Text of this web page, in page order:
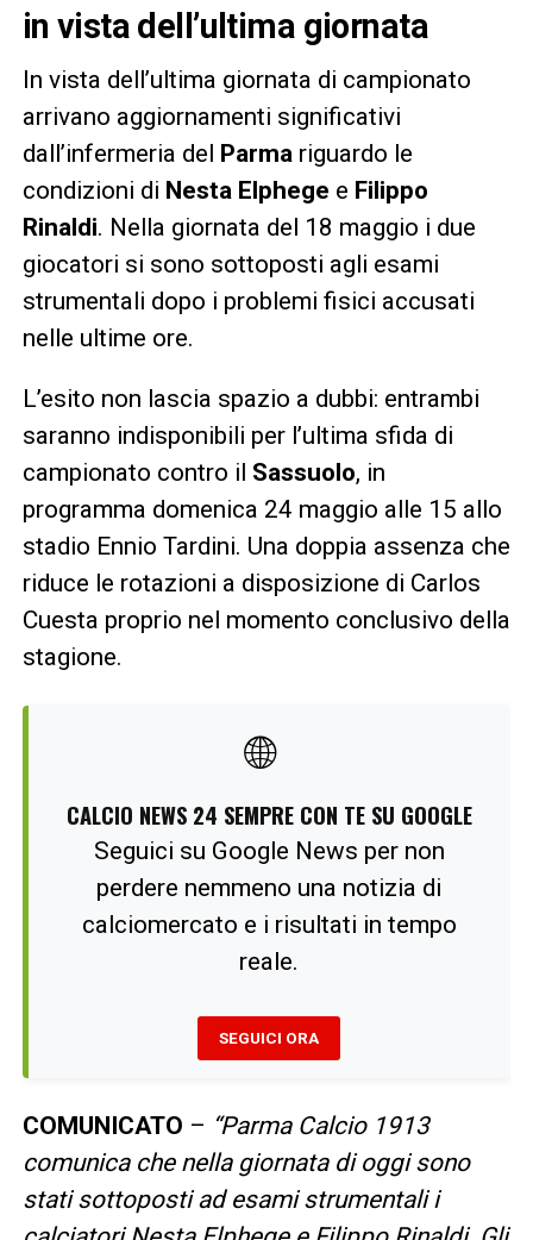
in vista dell’ultima giornata
In vista dell’ultima giornata di campionato
arrivano aggiornamenti significativi
dall’infermeria del Parma riguardo le
condizioni di Nesta Elphege e Filippo
Rinaldi. Nella giornata del 18 maggio i due
giocatori si sono sottoposti agli esami
strumentali dopo i problemi fisici accusati
nelle ultime ore.
L’esito non lascia spazio a dubbi: entrambi
saranno indisponibili per l’ultima sfida di
campionato contro il Sassuolo, in
programma domenica 24 maggio alle 15 allo
stadio Ennio Tardini. Una doppia assenza che
riduce le rotazioni a disposizione di Carlos
Cuesta proprio nel momento conclusivo della
stagione.
🌐
CALCIO NEWS 24 SEMPRE CON TE SU GOOGLE
Seguici su Google News per non
perdere nemmeno una notizia di
calciomercato e i risultati in tempo
reale.
SEGUICI ORA
COMUNICATO – “Parma Calcio 1913
comunica che nella giornata di oggi sono
stati sottoposti ad esami strumentali i